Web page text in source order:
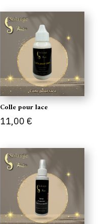
Colle pour lace
11,00 €